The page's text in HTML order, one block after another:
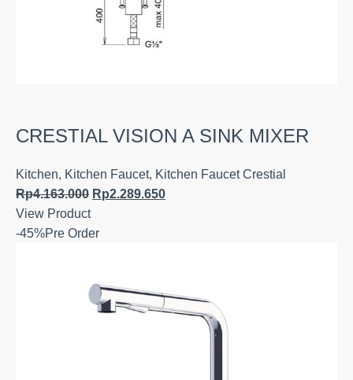
CRESTIAL VISION A SINK MIXER
Kitchen, Kitchen Faucet, Kitchen Faucet Crestial
Rp4.163.000 Rp2.289.650
View Product
-45%Pre Order